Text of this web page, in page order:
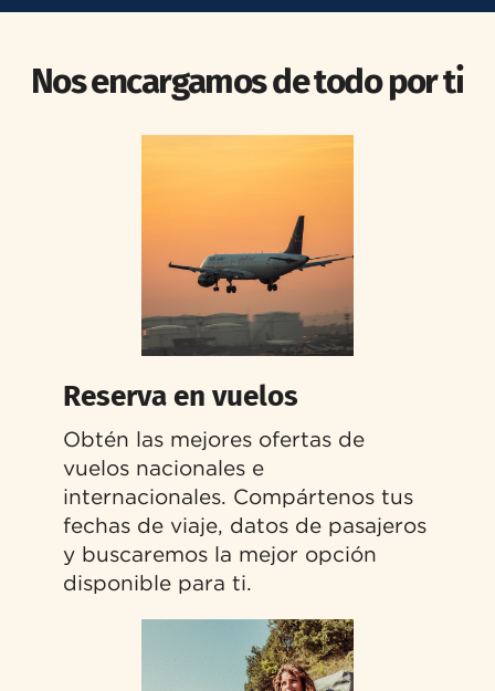
Nos encargamos de todo por ti
Reserva en vuelos
Obtén las mejores ofertas de
vuelos nacionales e
internacionales. Compártenos tus
fechas de viaje, datos de pasajeros
y buscaremos la mejor opción
disponible para ti.